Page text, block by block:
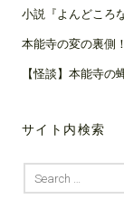
小説『よんどころ
本能寺の変の裏側
【怪談】本能寺の
サイト内検索
for: